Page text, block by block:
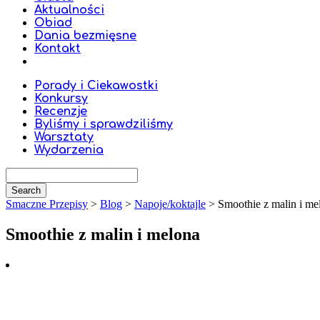
Aktualności
Obiad
Dania bezmięsne
Kontakt
Porady i Ciekawostki
Konkursy
Recenzje
Byliśmy i sprawdziliśmy
Warsztaty
Wydarzenia
Smaczne Przepisy > Blog > Napoje/koktajle > Smoothie z malin i
Smoothie z malin i melona